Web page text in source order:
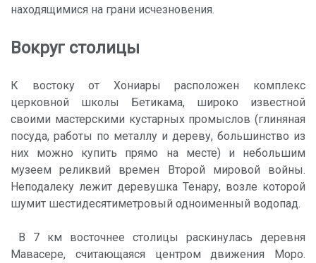
находящимися на грани исчезновения.
Вокруг столицы
К востоку от Хониары расположен комплекс
церковной школы Бетикама, широко известной
своими мастерскими кустарных промыслов (глиняная
посуда, работы по металлу и дереву, большинство из
них можно купить прямо на месте) и небольшим
музеем реликвий времен Второй мировой войны.
Неподалеку лежит деревушка Тенару, возле которой
шумит шестидесятиметровый одноименный водопад.
В 7 км восточнее столицы раскинулась деревня
Мавасере, считающаяся центром движения Моро.